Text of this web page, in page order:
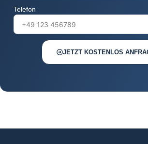
Telefon
JETZT KOSTENLOS